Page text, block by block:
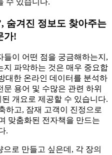
수 있습니다.
숨겨진 정보도 찾아주는
가!
들이 어떤 점을 궁금해하는지,
지 파악하는 것은 매우 중요합
대한 온라인 데이터를 분석하
용어 및 수많은 관련 하위
개요로 제공할 수 있습니다.
하고, 잠재 고객이 진정으로
맞춤화된 전자책을 만드는
.
로 만들고 싶은데, 각 장의